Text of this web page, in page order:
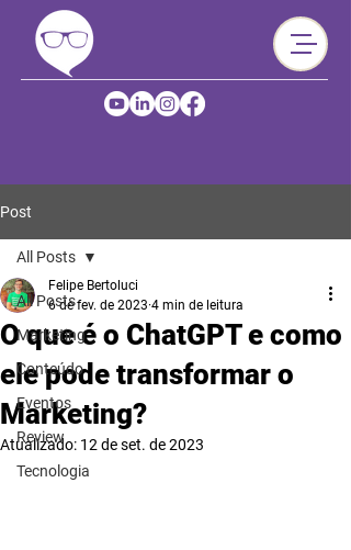
Post
All Posts
Marketing
Conteúdo
Eventos
Review
Tecnologia
All Posts
O que é o ChatGPT e como
ele pode transformar o
Marketing?
Felipe Bertoluci
6 de fev. de 2023 4 min de leitura
Atualizado: 12 de set. de 2023